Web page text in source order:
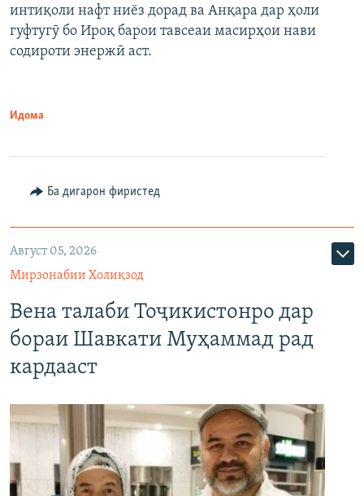
интиқоли нафт ниёз дорад ва Анқара дар ҳоли
гуфтугӯ бо Ироқ барои тавсеаи масирҳои нави
содироти энержӣ аст.
Идома
Ба дигарон фиристед
Август 05, 2026
Мирзонабии Холиқзод
Вена талаби Тоҷикистонро дар
бораи Шавкати Муҳаммад рад
кардааст